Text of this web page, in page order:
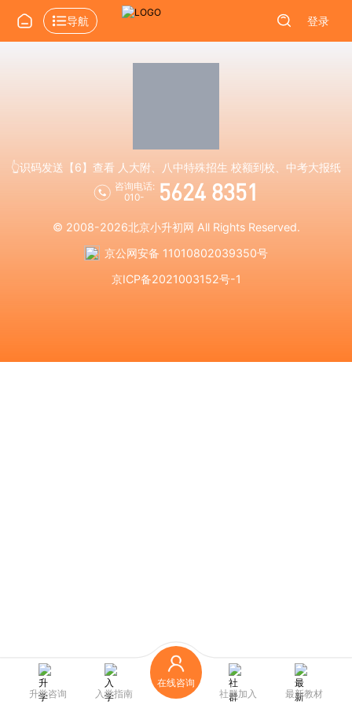
导航 登录
👆识码发送【6】查看 人大附、八中特殊招生 校额到校、中考大报纸
咨询电话:
010-
5624 8351
© 2008-2026北京小升初网 All Rights Reserved.
京公网安备 11010802039350号
京ICP备2021003152号-1
升学咨询 入学指南
在线咨询
社群加入
最新教材